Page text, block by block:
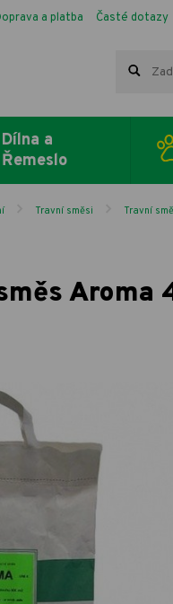
a platba Časté dotazy
Dílna a
Řemeslo
Travní směsi Travní